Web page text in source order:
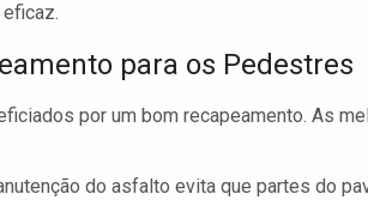
para os Pedestres
por um bom recapeamento. As
do asfalto evita que partes do